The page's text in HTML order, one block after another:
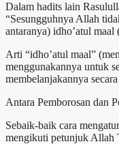
Dalam hadits lain
“Sesungguhnya Allah
antaranya) idho’atul
Arti “idho’atul maal”
menggunakannya untuk
membelanjakannya
Antara Pemborosan dan
Sebaik-baik cara
mengikuti petunjuk Allah